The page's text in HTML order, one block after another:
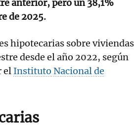
anterior, pero un 38,1%
de 2025.
hipotecarias sobre viviendas
desde el año 2022, según
el Instituto Nacional de